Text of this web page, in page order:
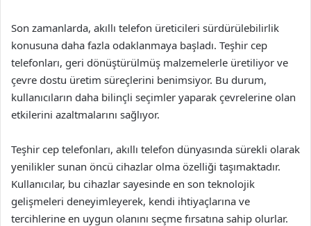
Son zamanlarda, akıllı telefon üreticileri sürdürülebilirlik
konusuna daha fazla odaklanmaya başladı. Teşhir cep
telefonları, geri dönüştürülmüş malzemelerle üretiliyor ve
çevre dostu üretim süreçlerini benimsiyor. Bu durum,
kullanıcıların daha bilinçli seçimler yaparak çevrelerine olan
etkilerini azaltmalarını sağlıyor.
Teşhir cep telefonları, akıllı telefon dünyasında sürekli olarak
yenilikler sunan öncü cihazlar olma özelliği taşımaktadır.
Kullanıcılar, bu cihazlar sayesinde en son teknolojik
gelişmeleri deneyimleyerek, kendi ihtiyaçlarına ve
tercihlerine en uygun olanını seçme fırsatına sahip olurlar.